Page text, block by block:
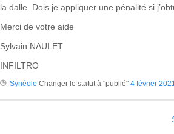
la dalle. Dois je appliquer une pénalité si
Merci de votre aide
Sylvain NAULET
INFILTRO
Synéole Changer le statut à "publié" 4 février